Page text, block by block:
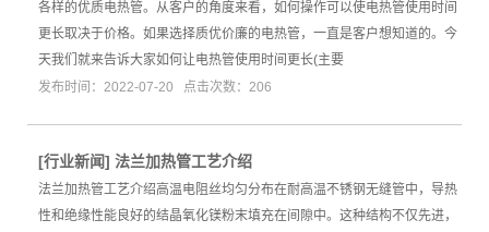
各样的优质电热管。从客户的角度来看，如何操作可以使电热管使用时间
更长取决于价格。如果选择质优价廉的电热管，一直是客户想知道的。今
天我们就来告诉大家如何让电热管使用时间更长(主要
发布时间：2022-07-20 点击次数：206
[行业新闻] 法兰加热管工艺介绍
法兰加热管工艺介绍高温电阻丝均匀分布在耐高温不锈钢无缝管中，导热
性和绝缘性能良好的结晶氧化镁粉末填充在间隙中。这种结构不仅先进，